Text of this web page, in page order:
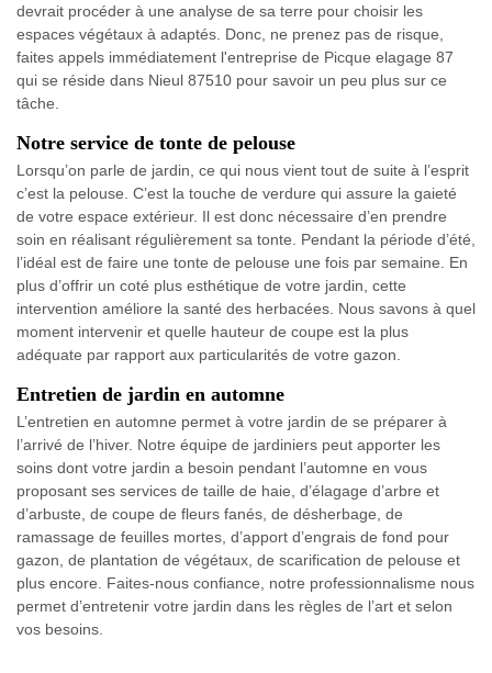
devrait procéder à une analyse de sa terre pour choisir les
espaces végétaux à adaptés. Donc, ne prenez pas de risque,
faites appels immédiatement l'entreprise de Picque elagage 87
qui se réside dans Nieul 87510 pour savoir un peu plus sur ce
tâche.
Notre service de tonte de pelouse
Lorsqu’on parle de jardin, ce qui nous vient tout de suite à l’esprit
c’est la pelouse. C’est la touche de verdure qui assure la gaieté
de votre espace extérieur. Il est donc nécessaire d’en prendre
soin en réalisant régulièrement sa tonte. Pendant la période d’été,
l’idéal est de faire une tonte de pelouse une fois par semaine. En
plus d’offrir un coté plus esthétique de votre jardin, cette
intervention améliore la santé des herbacées. Nous savons à quel
moment intervenir et quelle hauteur de coupe est la plus
adéquate par rapport aux particularités de votre gazon.
Entretien de jardin en automne
L’entretien en automne permet à votre jardin de se préparer à
l’arrivé de l’hiver. Notre équipe de jardiniers peut apporter les
soins dont votre jardin a besoin pendant l’automne en vous
proposant ses services de taille de haie, d’élagage d’arbre et
d’arbuste, de coupe de fleurs fanés, de désherbage, de
ramassage de feuilles mortes, d’apport d’engrais de fond pour
gazon, de plantation de végétaux, de scarification de pelouse et
plus encore. Faites-nous confiance, notre professionnalisme nous
permet d’entretenir votre jardin dans les règles de l’art et selon
vos besoins.